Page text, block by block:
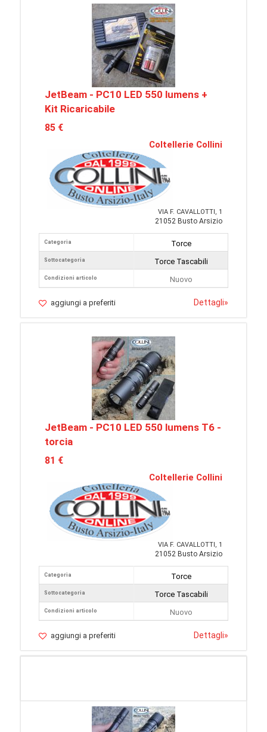
JetBeam - PC10 LED 550 lumens +
Kit Ricaricabile
85 €
Coltellerie Collini
VIA F. CAVALLOTTI, 1
21052 Busto Arsizio
Categoria
Sottocategoria
Condizioni articolo
Torce
Torce Tascabili
Nuovo
aggiungi a preferiti Dettagli»
JetBeam - PC10 LED 550 lumens T6 -
torcia
81 €
Coltellerie Collini
VIA F. CAVALLOTTI, 1
21052 Busto Arsizio
Categoria
Sottocategoria
Condizioni articolo
Torce
Torce Tascabili
Nuovo
aggiungi a preferiti Dettagli»